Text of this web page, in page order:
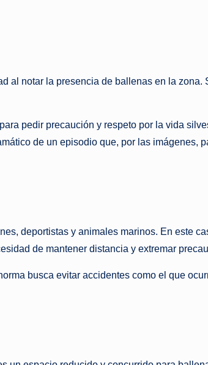
al notar la presencia de ballenas en la zona.
pedir precaución y respeto por la vida
de un episodio que, por las imágenes,
deportistas y animales marinos. En este
de mantener distancia y extremar
busca evitar accidentes como el que